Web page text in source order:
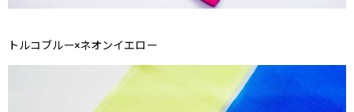
トルコブルー×ネオンイエロー